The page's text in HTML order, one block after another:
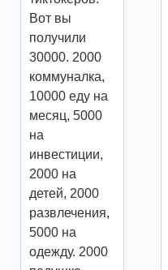
Вот вы
получили
30000. 2000
коммуналка,
10000 еду на
месяц, 5000
на
инвестиции,
2000 на
детей, 2000
развлечения,
5000 на
одежду. 2000